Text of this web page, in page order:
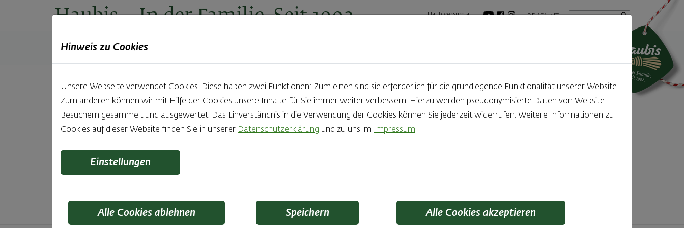
Haubis– In der Familie. Seit 1902. Haubiversum.at DE EN IT Suchbegriff
Produkte Backstuben
Unsere Produkte aus der Backstube entdecken
Hinweis zu Cookies
Unsere Webseite verwendet Cookies. Diese haben zwei Funktionen: Zum einen sind sie erforderlich für die grundlegende Funktionalität unserer Website.
Zum anderen können wir mit Hilfe der Cookies unsere Inhalte für Sie immer weiter verbessern. Hierzu werden pseudonymisierte Daten von Website-
Besuchern gesammelt und ausgewertet. Das Einverständnis in die Verwendung der Cookies können Sie jederzeit widerrufen. Weitere Informationen zu
Cookies auf dieser Website finden Sie in unserer Datenschutzerklärung und zu uns im Impressum.
Einstellungen
Alle Cookies ablehnen Speichern Alle Cookies akzeptieren